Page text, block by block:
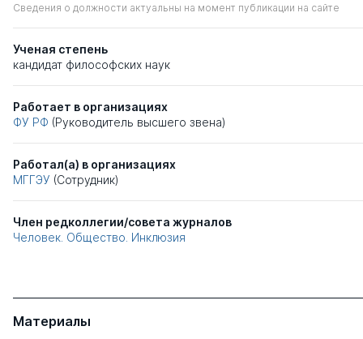
Сведения о должности актуальны на момент публикации на сайте
Ученая степень
кандидат философских наук
Работает в организациях
ФУ РФ (Руководитель высшего звена)
Работал(а) в организациях
МГГЭУ (Сотрудник)
Член редколлегии/совета журналов
Человек. Общество. Инклюзия
Материалы